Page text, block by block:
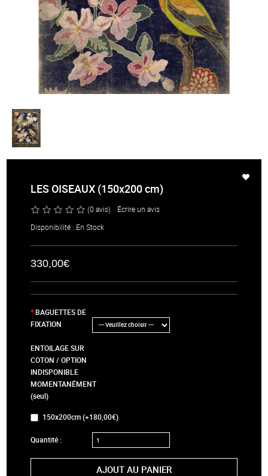
LES OISEAUX (150x200 cm)
(0 avis) Écrire un avis
Disponibilité : En Stock
330,00€
BAGUETTES DE
FIXATION
ENTOILAGE SUR
COTON / OPTION
INDISPONIBLE
MOMENTANÉMENT
(seul)
150x200cm (+180,00€)
Quantité :
AJOUT AU PANIER